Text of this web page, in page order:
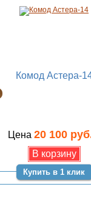
Комод Астера-
Цена 20 100
Купить в 1 клик